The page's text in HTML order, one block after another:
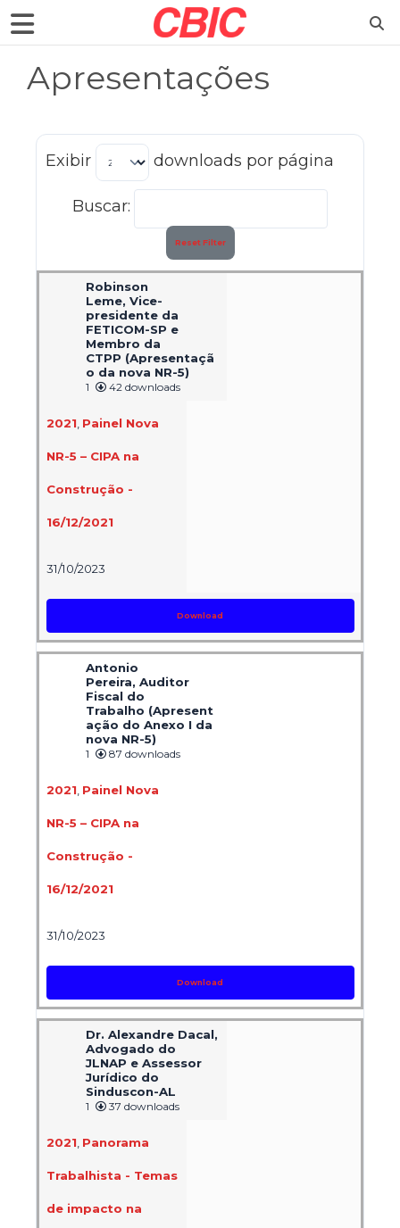
Apresentações
Exibir downloads por página
Buscar:
Reset Filter
Robinson
Leme, Vice-
presidente da
FETICOM-SP e
Membro da
CTPP (Apresentaçã
o da nova NR-5)
1 42 downloads
2021 Painel Nova
NR-5 – CIPA na
Construção -
16/12/2021
31/10/2023
Download
Antonio
Pereira, Auditor
Fiscal do
Trabalho (Apresent
ação do Anexo I da
nova NR-5)
1 87 downloads
2021, Painel Nova
NR-5 – CIPA na
Construção -
16/12/2021
31/10/2023
Download
Dr. Alexandre Dacal,
Advogado do
JLNAP e Assessor
Jurídico do
Sinduscon-AL
1 37 downloads
2021 Panorama
Trabalhista - Temas
de impacto na